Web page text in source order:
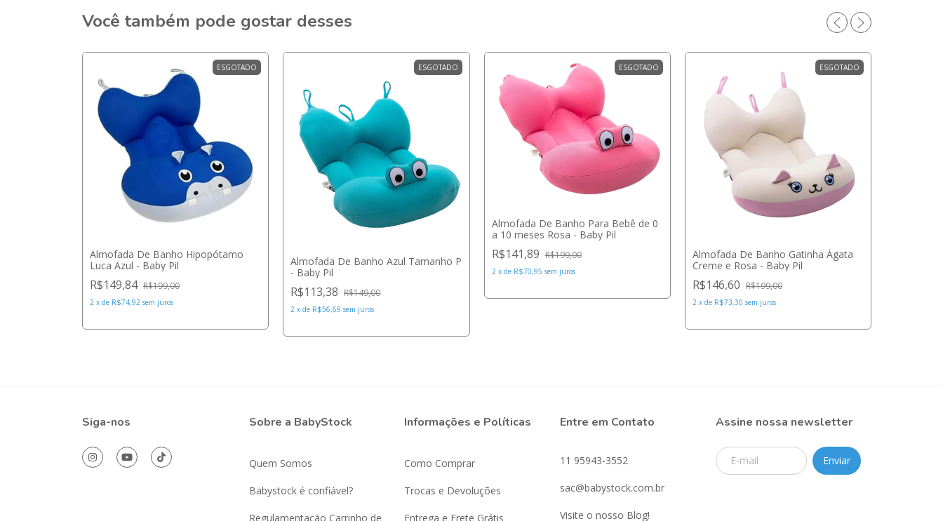
Você também pode gostar desses
ESGOTADO
Almofada De Banho Hipopótamo
Luca Azul - Baby Pil
R$149,84 R$199,00
2 x de R$74,92 sem juros
ESGOTADO
Almofada De Banho Azul Tamanho P
- Baby Pil
R$113,38 R$149,00
2 xde R$56,69 sem juros
ESGOTADO
Almofada De Banho Para Bebê de 0
a 10 meses Rosa - Baby Pil
R$141,89 R$199,00
2 x de R$70,95 sem juros
ESGOTADO
Almofada De Banho Gatinha Ágata
Creme e Rosa - Baby Pil
R$146,60 R$199,00
2 x de R$73,30 sem juros
Siga-nos Sobre a BabyStock
Quem Somos
Babystock é confiável?
Regulamentação Carrinho de
Informações e Políticas
Como Comprar
Trocas e Devoluções
Entrega e Frete Grátis
Entre em Contato
11 95943-3552
sac@babystock.com.br
Visite o nosso Blog!
Assine nossa newsletter